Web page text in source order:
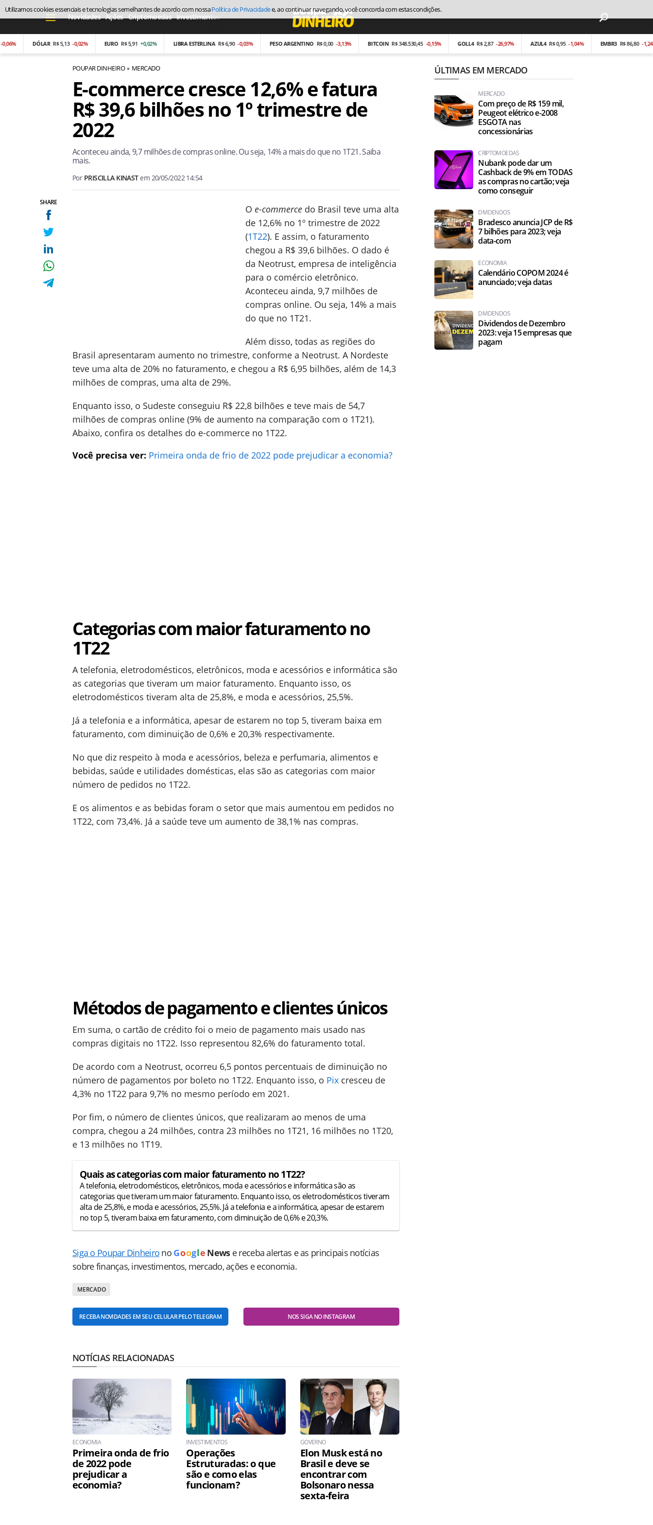
Novidades Ações Criptomoedas Investimentos Economia
DÓLAR R$ 5,13 -0,02% R$ 5,91 +0,02% LIBRA ESTERLINA R$ 6,90 -0,03% PESO ARGENTINO R$ 0,00 -3,13% BITCOIN R$ 348.530,45 -0,15% GOLL4 R$ 2,87 -26,97% AZUL4 R$ 0,95 -1,04% EMBR3 R$ 86,80 -1,24%
POUPAR DINHEIRO MERCADO
SHARE
E-commerce cresce 12,6% e fatura
R$ 39,6 bilhões no 1º trimestre de
2022
Aconteceu ainda, 9,7 milhões de compras online. Ou seja, 14% a mais do que no 1T21. Saiba
mais.
Por PRISCILLA KINASTem 20/05/2022 14:54
O e-commerce do Brasil teve uma alta
de 12,6% no 1º trimestre de 2022
(1T22). E assim, o faturamento
chegou a R$ 39,6 bilhões. O dado é
da Neotrust, empresa de inteligência
para o comércio eletrônico.
Aconteceu ainda, 9,7 milhões de
compras online. Ou seja, 14% a mais
do que no 1T21.
Além disso, todas as regiões do
Brasil apresentaram aumento no trimestre, conforme a Neotrust. A Nordeste
teve uma alta de 20% no faturamento, e chegou a R$ 6,95 bilhões, além de 14,3
milhões de compras, uma alta de 29%.
Enquanto isso, o Sudeste conseguiu R$ 22,8 bilhões e teve mais de 54,7
milhões de compras online (9% de aumento na comparação com o 1T21).
Abaixo, confira os detalhes do e-commerce no 1T22.
Você precisa ver: Primeira onda de frio de 2022 pode prejudicar a economia?
Categorias com maior faturamento no
1T22
A telefonia, eletrodomésticos, eletrônicos, moda e acessórios e informática são
as categorias que tiveram um maior faturamento. Enquanto isso, os
eletrodomésticos tiveram alta de 25,8%, e moda e acessórios, 25,5%.
Já a telefonia e a informática, apesar de estarem no top 5, tiveram baixa em
faturamento, com diminuição de 0,6% e 20,3% respectivamente.
No que diz respeito à moda e acessórios, beleza e perfumaria, alimentos e
bebidas, saúde e utilidades domésticas, elas são as categorias com maior
número de pedidos no 1T22.
E os alimentos e as bebidas foram o setor que mais aumentou em pedidos no
1T22, com 73,4%. Já a saúde teve um aumento de 38,1% nas compras.
Métodos de pagamento e clientes únicos
Em suma, o cartão de crédito foi o meio de pagamento mais usado nas
compras digitais no 1T22. Isso representou 82,6% do faturamento total.
De acordo com a Neotrust, ocorreu 6,5 pontos percentuais de diminuição no
número de pagamentos por boleto no 1T22. Enquanto isso, o Pix cresceu de
4,3% no 1T22 para 9,7% no mesmo período em 2021.
Por fim, o número de clientes únicos, que realizaram ao menos de uma
compra, chegou a 24 milhões, contra 23 milhões no 1T21, 16 milhões no 1T20,
e 13 milhões no 1T19.
Quais as categorias com maior faturamento no 1T22?
A telefonia, eletrodomésticos, eletrônicos, moda e acessórios e informática são as
categorias que tiveram um maior faturamento. Enquanto isso, os eletrodomésticos tiveram
alta de 25,8%, e moda e acessórios, 25,5%. Já a telefonia e a informática, apesar de estarem
no top 5, tiveram baixa em faturamento, com diminuição de 0,6% e 20,3%.
Siga o Poupar Dinheiro no Goog le News e receba alertas e as principais notícias
sobre finanças, investimentos, mercado, ações e economia.
MERCADO
RECEBA NOVIDADES EM SEU CELULAR PELO TELEGRAM NOS SIGA NO INSTAGRAM
NOTÍCIAS RELACIONADAS
ECONOMIA
Primeira onda de frio
de 2022 pode
prejudicar a
economia?
INVESTIMENTOS
Operações
Estruturadas: o que
são e como elas
funcionam?
GOVERNO
Elon Musk está no
Brasil e deve se
encontrar com
Bolsonaro nessa
sexta-feira
ÚLTIMAS EM MERCADO
MERCADO
Com preço de R$ 159 mil,
Peugeot elétrico e-2008
ESGOTA nas
concessionárias
CRIPTOMOEDAS
Nubank pode dar um
Cashback de 9% em TODAS
as compras no cartão; veja
como conseguir
DIVIDENDOS
Bradesco anuncia JCP de R$
7 bilhões para 2023; veja
data-com
ECONOMIA
Calendário COPOM 2024 é
anunciado; veja datas
DIVIDENDOS
Dividendos de Dezembro
2023: veja 15 empresas que
pagam
Utilizamos cookies essenciais e tecnologias semelhantes de acordo com nossaPolítica de Privacidadee, ao continuar navegando, você concorda com estas condições.